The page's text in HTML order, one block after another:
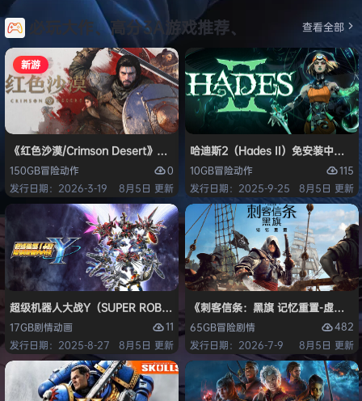
必玩大作、高分3A游戏推荐、 查看全部
新游
《红色沙漠/Crimson Desert》免安装中文版
150GB冒险动作
0
发行日期：2026-3-19
8月5日 更新
哈迪斯2（Hades II）免安装中文版
10GB冒险动作
115
发行日期：2025-9-25
8月5日 更新
超级机器人大战Y（SUPER ROBOT WARS Y）免安装中文版
17GB剧情动画
11
发行日期：2025-8-27
8月5日 更新
《刺客信条：黑旗 记忆重置-虚拟
65GB冒险剧情
482
发行日期：2026-7-9
8月5日 更新